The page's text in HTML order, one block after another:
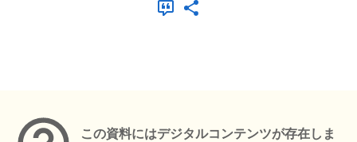
この資料にはデジタルコンテンツが存在しま